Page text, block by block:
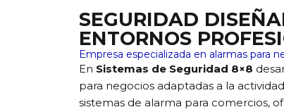
SEGURIDAD
ENTORNOS
Empresa especializada en alarmas para
En Sistemas de Seguridad 8×8
para negocios adaptadas a la
sistemas de alarma para comercios,